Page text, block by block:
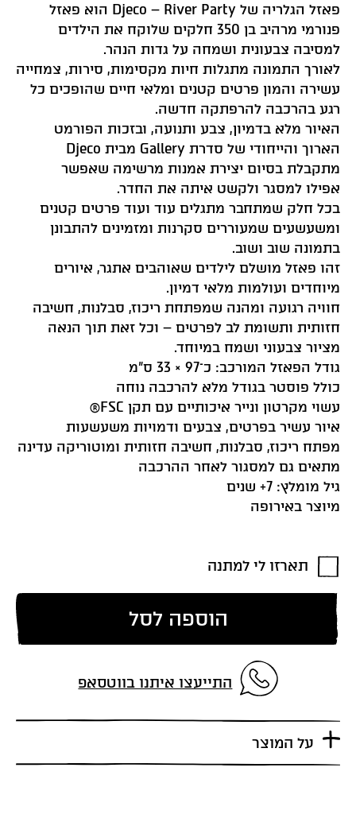
פאזל הגלריה של Djeco – River Party הוא פאזל
פנורמי מרהיב בן 350 חלקים שלוקח את הילדים
למסיבה צבעונית ושמחה על גדות הנהר.
לאורך התמונה מתגלות חיות מקסימות, סירות, צמחייה
עשירה והמון פרטים קטנים ומלאי חיים שהופכים כל
רגע בהרכבה להרפתקה חדשה.
האיור מלא בדמיון, צבע ותנועה, ובזכות הפורמט
הארוך והייחודי של סדרת Gallery מבית Djeco
מתקבלת בסיום יצירת אמנות מרשימה שאפשר
אפילו למסגר ולקשט איתה את החדר.
בכל חלק שמתחבר מתגלים עוד ועוד פרטים קטנים
ומשעשעים שמעוררים סקרנות ומזמינים להתבונן
בתמונה שוב ושוב.
זהו פאזל מושלם לילדים שאוהבים אתגר, איורים
מיוחדים ועולמות מלאי דמיון.
חוויה רגועה ומהנה שמפתחת ריכוז, סבלנות, חשיבה
חזותית ותשומת לב לפרטים – וכל זאת תוך הנאה
מציור צבעוני ושמח במיוחד.
גודל הפאזל המורכב: כ־97 × 33 ס”מ
כולל פוסטר בגודל מלא להרכבה נוחה
עשוי מקרטון ונייר איכותיים עם תקן FSC®
איור עשיר בפרטים, צבעים ודמויות משעשעות
מפתח ריכוז, סבלנות, חשיבה חזותית ומוטוריקה עדינה
מתאים גם למסגור לאחר ההרכבה
גיל מומלץ: 7+ שנים
מיוצר באירופה
תארזו לי למתנה
הוספה לסל
התייעצו איתנו בווטסאפ
על המוצר